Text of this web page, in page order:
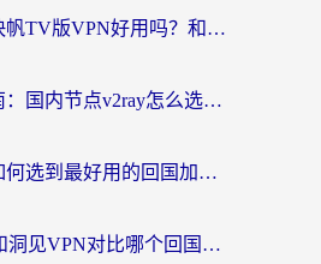
海外党必看：快帆TV版VPN好用吗？和快游VPN对比哪个回国效果更好？附实用避坑指南
海外党无忧指南：国内节点v2ray怎么选？一键回国VPN+多场景实测帮你避坑
海外党必看：如何选到最好用的回国加速器？从节点到售后的全维度指南
ChickCN VPN和洞见VPN对比哪个回国效果更好？海外党亲测3款加速器+避坑指南